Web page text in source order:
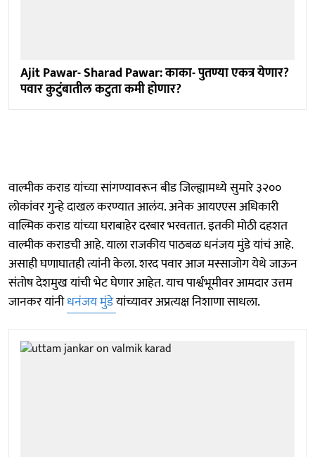
Ajit Pawar- Sharad Pawar: काका- पुतण्या एकत्र येणार?
पवार कुटुंबातील कटुता कमी होणार?
वाल्मीक कराड यांच्या सांगण्यावरून बीड जिल्ह्यामध्ये सुमारे ३२००
लोकांवर गुन्हे दाखल करण्यात आलंय. अनेक आयएएस अधिकारी
वाल्मिक कराड यांच्या घराबाहेर दरबार भरवतात. इतकी मोठी दहशत
वाल्मीक कराडची आहे. याला राजकीय पाठबळ धनंजय मुंडे यांचं आहे.
असाही घणाघातही त्यांनी केला. शरद पवार आज मस्साजोग येथे जाऊन
संतोष देशमुख यांची भेट घेणार आहेत. याच पार्श्वभूमीवर आमदार उत्तम
जानकर यांनीधनंजय मुंडेयांच्यावर अप्रत्यक्ष निशाणा साधला.